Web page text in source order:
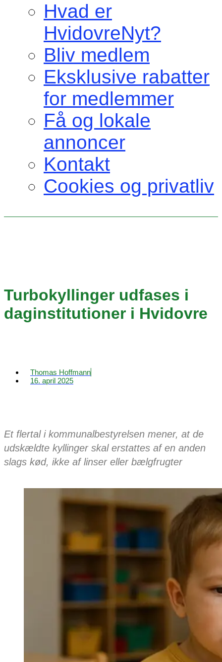
Hvad er
HvidovreNyt?
Bliv medlem
Eksklusive rabatter
for medlemmer
Få og lokale
annoncer
Kontakt
Cookies og privatliv
Turbokyllinger udfases i
daginstitutioner i Hvidovre
Thomas Hoffmann
16. april 2025
Et flertal i kommunalbestyrelsen mener, at de
udskældte kyllinger skal erstattes af en anden
slags kød, ikke af linser eller bælgfrugter